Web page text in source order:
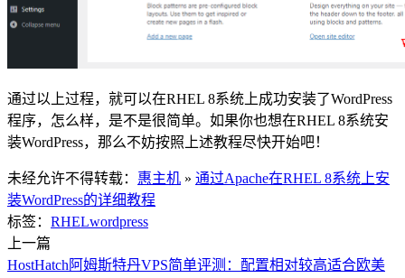
通过以上过程，就可以在RHEL 8系统上成功安装了WordPress
程序，怎么样，是不是很简单。如果你也想在RHEL 8系统安
装WordPress，那么不妨按照上述教程尽快开始吧！
未经允许不得转载： 惠主机 » 通过Apache在RHEL 8系统上安
装WordPress的详细教程
标签： RHELwordpress
上一篇
HostHatch阿姆斯特丹VPS简单评测：配置相对较高适合欧美